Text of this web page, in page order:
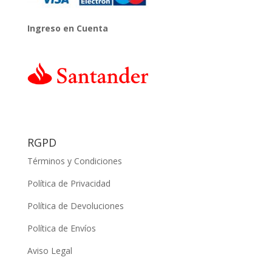
Ingreso en Cuenta
RGPD
Términos y Condiciones
Política de Privacidad
Política de Devoluciones
Política de Envíos
Aviso Legal